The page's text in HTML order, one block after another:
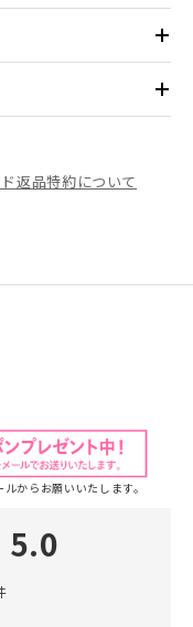
返品特約について
からお願いいたします。
5.0